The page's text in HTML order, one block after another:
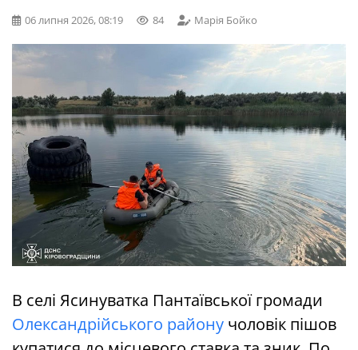
06 липня 2026, 08:19 84 Марія Бойко
В селі Ясинуватка Пантаївської громади
Олександрійського району чоловік пішов